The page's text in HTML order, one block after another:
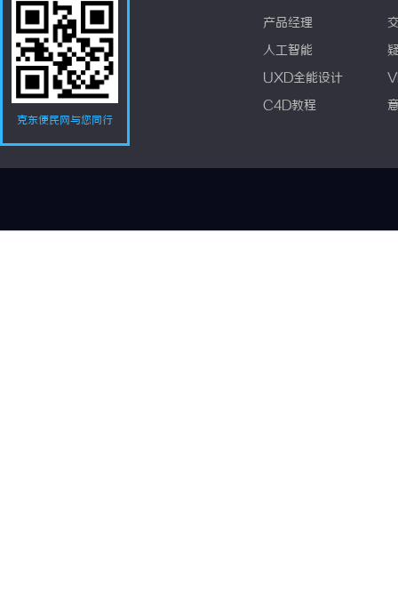
克东便民网与您同行
产品经理
人工智能
UXD全能设计
C4D教程